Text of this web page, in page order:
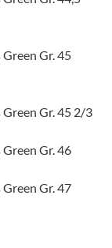
Gr. 45
Gr. 45 2/3
Gr. 46
Gr. 47